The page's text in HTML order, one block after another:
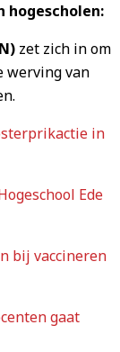
hogescholen:
zet zich in om
werving van
in
Ede
bij vaccineren
gaat